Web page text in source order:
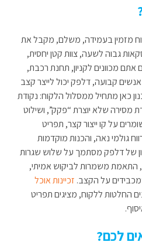
מזמין בעמידה, משלם, מקבל את
גבוה לשעה, צוות קטן יחסית,
מכוונים לקניון, תחנת רכבת,
קבועה, דלפק יכול לייצר קצב
כאן מתחיל ממסלול הלקוח: נקודת
מסירה שלא יוצרת “פקק”, ושילוט
על קו ייצור קצר, תפריט
גולמי נאה, והכנות מוקדמות
של דלפק מסתמך על שלוש שגרות
התאמת משמרות לביקוש אמיתי,
על הקצב. זכיינות אוכל
החלטות ללקוח, מציגים תפריט
לכם?